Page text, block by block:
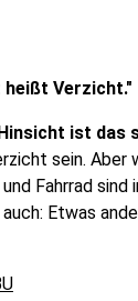
Verzicht."
ist das
sein.
Fahrrad
Etwas